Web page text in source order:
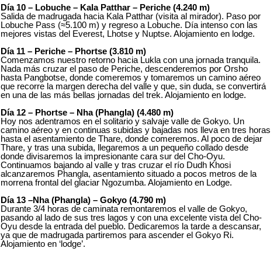
Día 10 – Lobuche – Kala Patthar – Periche (4.240 m)
Salida de madrugada hacia Kala Patthar (visita al mirador). Paso por
Lobuche Pass (≈5.100 m) y regreso a Lobuche. Día intenso con las
mejores vistas del Everest, Lhotse y Nuptse. Alojamiento en lodge.
Día 11 – Periche – Phortse (3.810 m)
Comenzamos nuestro retorno hacia Lukla con una jornada tranquila.
Nada más cruzar el paso de Periche, descenderemos por Orsho
hasta Pangbotse, donde comeremos y tomaremos un camino aéreo
que recorre la margen derecha del valle y que, sin duda, se convertirá
en una de las más bellas jornadas del trek. Alojamiento en lodge.
Día 12 – Phortse – Nha (Phangla) (4.480 m)
Hoy nos adentramos en el solitario y salvaje valle de Gokyo. Un
camino aéreo y en continuas subidas y bajadas nos lleva en tres horas
hasta el asentamiento de Thare, donde comeremos. Al poco de dejar
Thare, y tras una subida, llegaremos a un pequeño collado desde
donde divisaremos la impresionante cara sur del Cho-Oyu.
Continuamos bajando al valle y tras cruzar el río Dudh Khosi
alcanzaremos Phangla, asentamiento situado a pocos metros de la
morrena frontal del glaciar Ngozumba. Alojamiento en Lodge.
Día 13 –Nha (Phangla) – Gokyo (4.790 m)
Durante 3/4 horas de caminata remontaremos el valle de Gokyo,
pasando al lado de sus tres lagos y con una excelente vista del Cho-
Oyu desde la entrada del pueblo. Dedicaremos la tarde a descansar,
ya que de madrugada partiremos para ascender el Gokyo Ri.
Alojamiento en ‘lodge’.